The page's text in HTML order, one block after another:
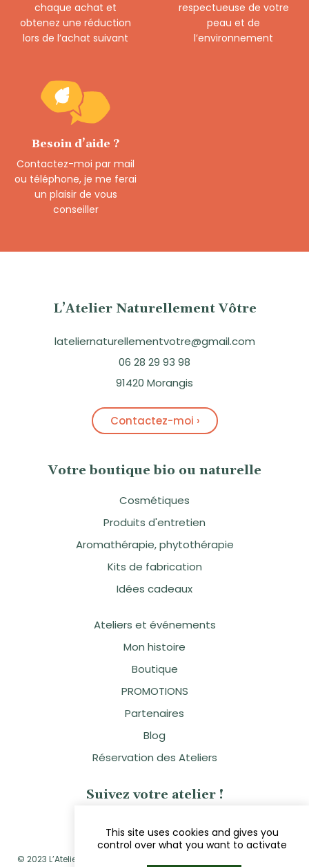
chaque achat et
obtenez une réduction
lors de l’achat suivant
respectueuse de votre
peau et de
l’environnement
Besoin d’aide ?
Contactez-moi par mail
ou téléphone, je me ferai
un plaisir de vous
conseiller
L’Atelier Naturellement Vôtre
lateliernaturellementvotre@gmail.com
06 28 29 93 98
91420 Morangis
Contactez-moi ›
Votre boutique bio ou naturelle
Cosmétiques
Produits d'entretien
Aromathérapie, phytothérapie
Kits de fabrication
Idées cadeaux
Ateliers et événements
Mon histoire
Boutique
PROMOTIONS
Partenaires
Blog
Réservation des Ateliers
Suivez votre atelier !
© 2023 L’Atelier Naturellement Vôtre - Sandra Clavier - Réalisé par
This site uses cookies and gives you
control over what you want to activate